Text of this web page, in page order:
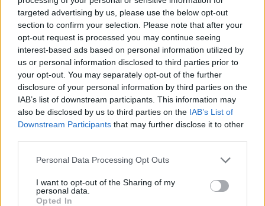
targeted advertising by us, please use the below opt-out
section to confirm your selection. Please note that after your
opt-out request is processed you may continue seeing
interest-based ads based on personal information utilized by
us or personal information disclosed to third parties prior to
your opt-out. You may separately opt-out of the further
disclosure of your personal information by third parties on the
IAB’s list of downstream participants. This information may
also be disclosed by us to third parties on the IAB’s List of
Downstream Participants that may further disclose it to other
Personal Data Processing Opt Outs
I want to opt-out of the Sharing of my
personal data.
Opted In
Shtuarmë25.11.2023 23:13